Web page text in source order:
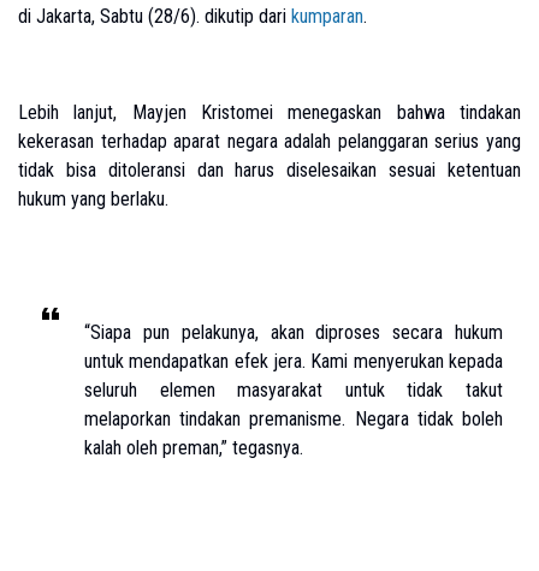
di Jakarta, Sabtu (28/6). dikutip dari kumparan.
Lebih lanjut, Mayjen Kristomei menegaskan bahwa tindakan
kekerasan terhadap aparat negara adalah pelanggaran serius yang
tidak bisa ditoleransi dan harus diselesaikan sesuai ketentuan
hukum yang berlaku.
“Siapa pun pelakunya, akan diproses secara hukum
untuk mendapatkan efek jera. Kami menyerukan kepada
seluruh elemen masyarakat untuk tidak takut
melaporkan tindakan premanisme. Negara tidak boleh
kalah oleh preman,” tegasnya.